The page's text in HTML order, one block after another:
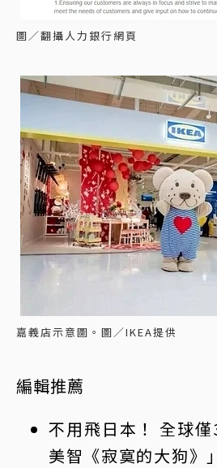
圖／翻攝人力銀行網頁
嘉義店示意圖。圖／IKEA提供
編輯推薦
不用飛日本！ 全球
美智《寂寞的大狗》